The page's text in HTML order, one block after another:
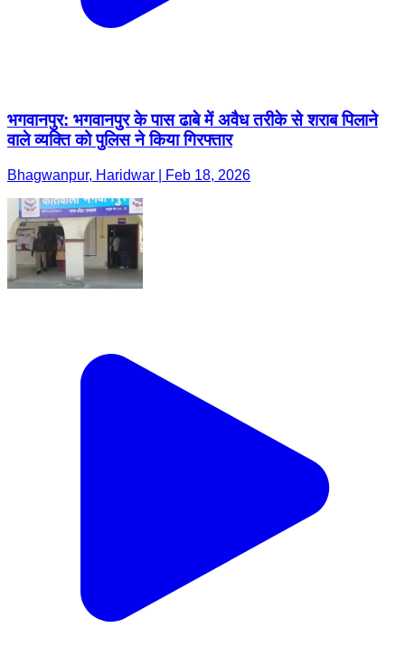
भगवानपुर: भगवानपुर के पास ढाबे में अवैध तरीके से शराब पिलाने
वाले व्यक्ति को पुलिस ने किया गिरफ्तार
Bhagwanpur, Haridwar | Feb 18, 2026